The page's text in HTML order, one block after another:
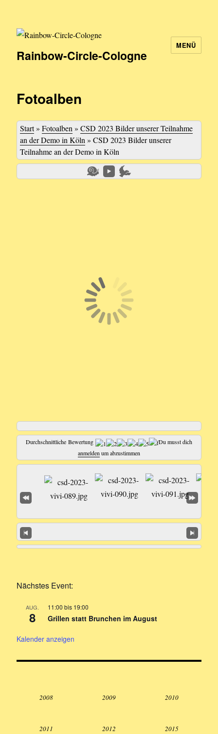
Rainbow-Circle-Cologne
MENÜ
Fotoalben
Start»Fotoalben»CSD 2023 Bilder unserer Teilnahme
an der Demo in Köln»CSD 2023 Bilder unserer
Teilnahme an der Demo in Köln
Durchschnittliche Bewertung
Du musst dich
anmeldenum abzustimmen
Nächstes Event:
AUG.
8
11:00 bis 19:00
Grillen statt Brunchen im August
Kalender anzeigen
2008 2009 2010
2011 2012 2015